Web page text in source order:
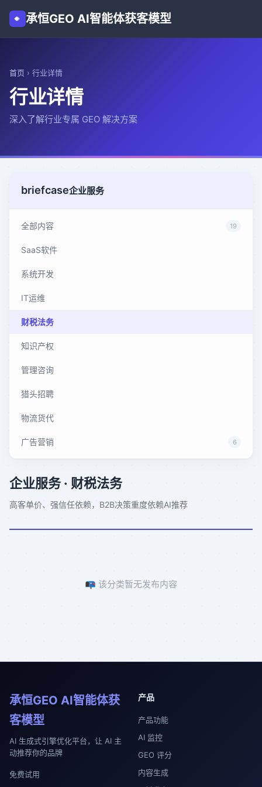
承恒GEO AI智能体获客模型
首页 › 行业详情
行业详情
深入了解行业专属 GEO 解决方案
briefcase企业服务
全部内容 19
SaaS软件
系统开发
IT运维
财税法务
知识产权
管理咨询
猎头招聘
物流货代
广告营销 6
企业服务· 财税法务
高客单价、强信任依赖，B2B决策重度依赖AI推荐
📭 该分类暂无发布内容
承恒GEO AI智能体获
客模型
AI 生成式引擎优化平台，让 AI 主
动推荐你的品牌
免费试用
产品
产品功能
AI 监控
GEO 评分
内容生成